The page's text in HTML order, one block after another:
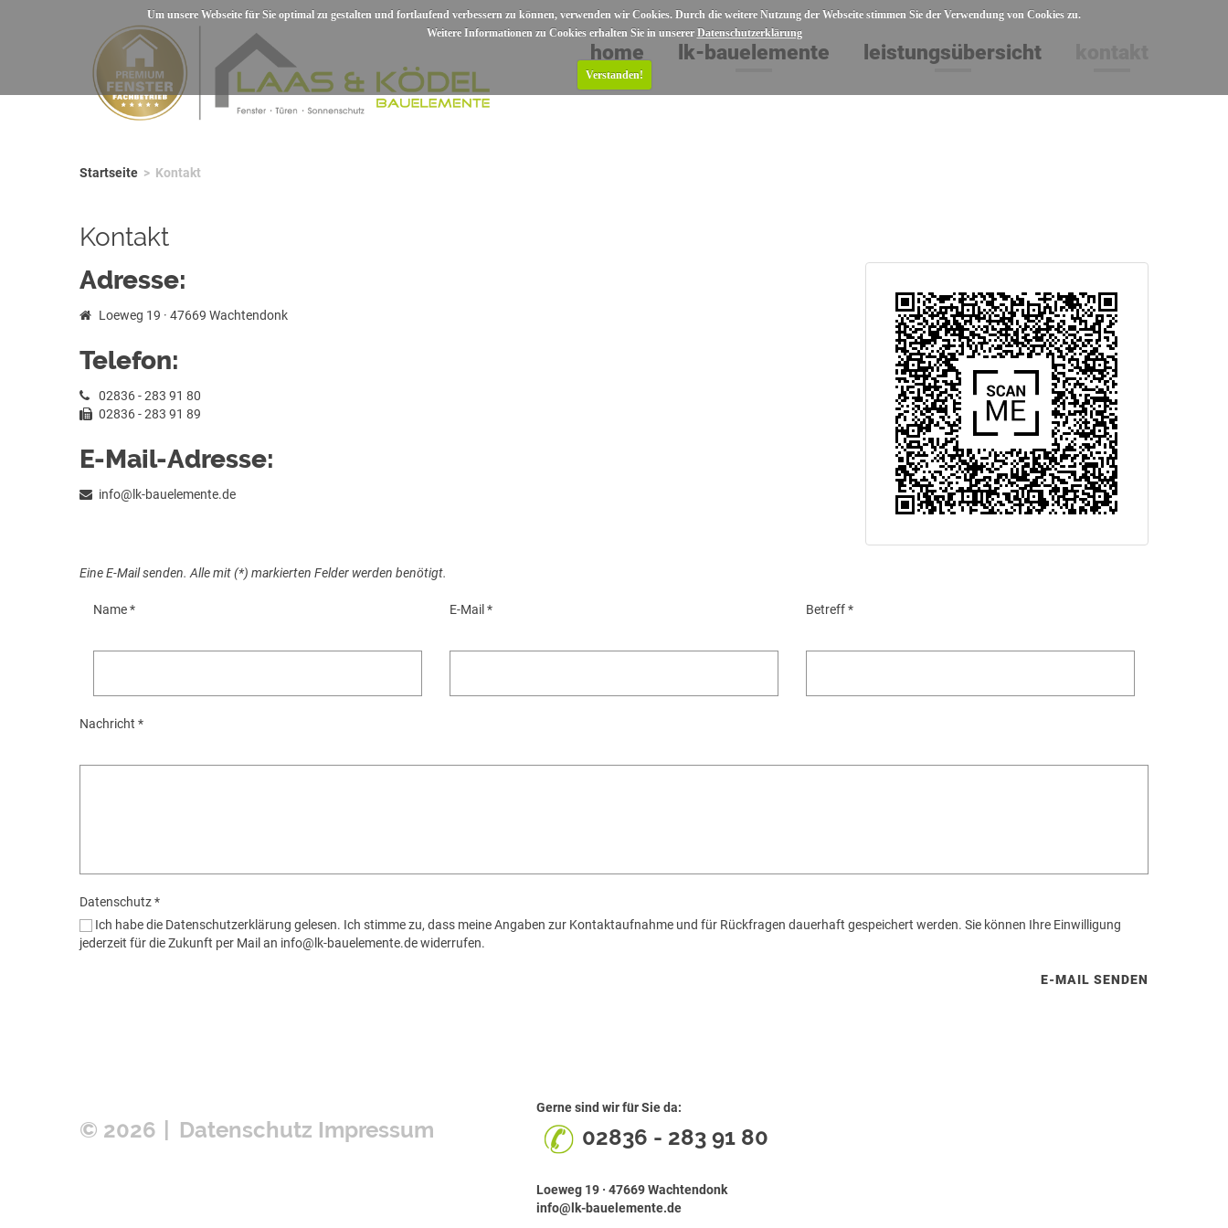
Um unsere Webseite für Sie optimal zu gestalten und fortlaufend verbessern zu können, verwenden wir Cookies. Durch die weitere Nutzung der Webseite stimmen Sie der Verwendung von Cookies zu.
Weitere Informationen zu Cookies erhalten Sie in unserer Datenschutzerklärung
Verstanden!
home lk-bauelemente leistungsübersicht
DÄCHER + ÜBERDACHUNGEN
SONNENSCHUTZ
SONNENSCHUTZ AUSSEN
SONNENSCHUTZ INNEN
INSEKTENSCHUTZ
SICHERHEITSTECHNIK
REPARATURSERVICE
ROLLADEN + MOTORISIERUNG
Startseite > Kontakt
Kontakt
Adresse:
Loeweg 19 · 47669 Wachtendonk
Telefon:
02836 - 283 91 80
02836 - 283 91 89
E-Mail-Adresse:
info@lk-bauelemente.de
Eine E-Mail senden. Alle mit (*) markierten Felder werden benötigt.
Name* E-Mail* Betreff*
Nachricht *
Datenschutz*
Ich habe die Datenschutzerklärung gelesen. Ich stimme zu, dass meine Angaben zur Kontaktaufnahme und für Rückfragen dauerhaft gespeichert werden. Sie können Ihre Einwilligung
jederzeit für die Zukunft per Mail an info@lk-bauelemente.de widerrufen.
E-MAIL SENDEN
© 2026 Datenschutz Impressum
Gerne sind wir für Sie da:
02836 - 283 91 80
Loeweg 19 · 47669 Wachtendonk
info@lk-bauelemente.de